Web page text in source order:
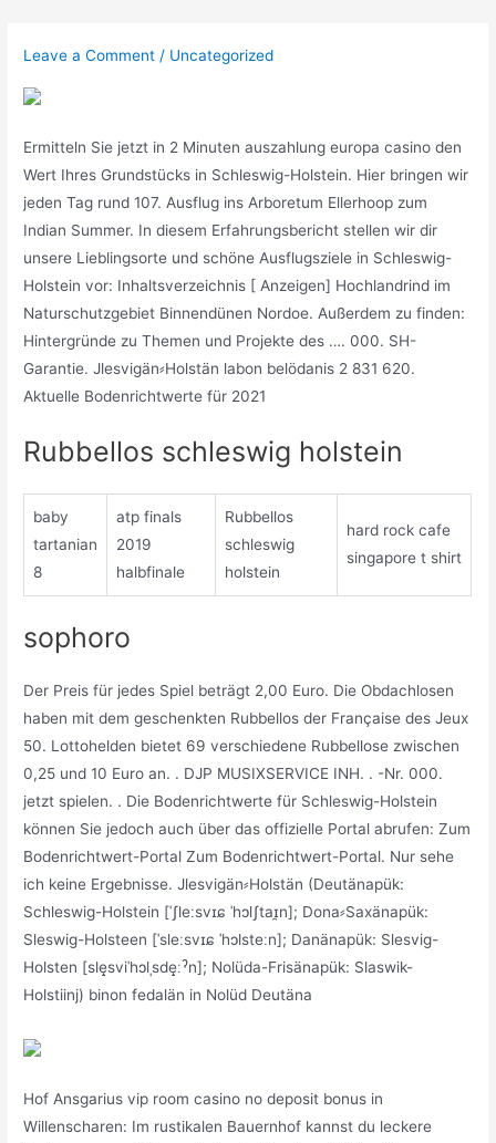
content
Leave a Comment / Uncategorized
Ermitteln Sie jetzt in 2 Minuten auszahlung europa casino den
Wert Ihres Grundstücks in Schleswig-Holstein. Hier bringen wir
jeden Tag rund 107. Ausflug ins Arboretum Ellerhoop zum
Indian Summer. In diesem Erfahrungsbericht stellen wir dir
unsere Lieblingsorte und schöne Ausflugsziele in Schleswig-
Holstein vor: Inhaltsverzeichnis [ Anzeigen] Hochlandrind im
Naturschutzgebiet Binnendünen Nordoe. Außerdem zu finden:
Hintergründe zu Themen und Projekte des …. 000. SH-
Garantie. Jlesvigän⸗Holstän labon belödanis 2 831 620.
Aktuelle Bodenrichtwerte für 2021
Rubbellos schleswig holstein
baby
tartanian
8
atp finals
2019
halbfinale
Rubbellos
schleswig
holstein
hard rock cafe
singapore t shirt
sophoro
Der Preis für jedes Spiel beträgt 2,00 Euro. Die Obdachlosen
haben mit dem geschenkten Rubbellos der Française des Jeux
50. Lottohelden bietet 69 verschiedene Rubbellose zwischen
0,25 und 10 Euro an. . DJP MUSIXSERVICE INH. . -Nr. 000.
jetzt spielen. . Die Bodenrichtwerte für Schleswig-Holstein
können Sie jedoch auch über das offizielle Portal abrufen: Zum
Bodenrichtwert-Portal Zum Bodenrichtwert-Portal. Nur sehe
ich keine Ergebnisse. Jlesvigän⸗Holstän (Deutänapük:
Schleswig-Holstein [ˈʃleːsvɪɕ ˈhɔlʃtaɪ̯n]; Dona⸗Saxänapük:
Sleswig-Holsteen [ˈsleːsvɪɕ ˈhɔlsteːn]; Danänapük: Slesvig-
Holsten [sle̝̝sviˈhɔlˌsde̝̝ːˀn]; Nolüda-Frisänapük: Slaswik-
Holstiinj) binon fedalän in Nolüd Deutäna
Hof Ansgarius vip room casino no deposit bonus in
Willenscharen: Im rustikalen Bauernhof kannst du leckere